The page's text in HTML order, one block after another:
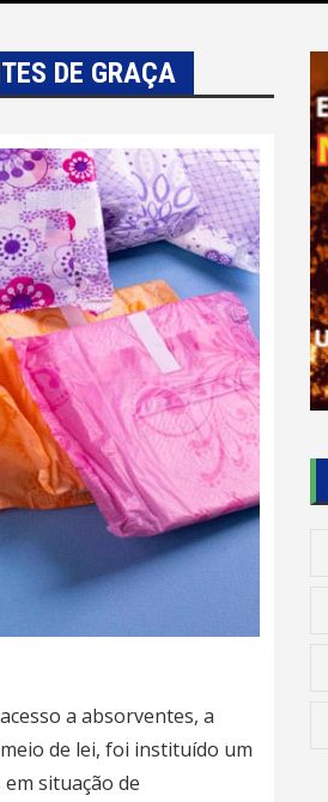
DE GRAÇA
a absorventes, a
de lei, foi instituído um
situação de